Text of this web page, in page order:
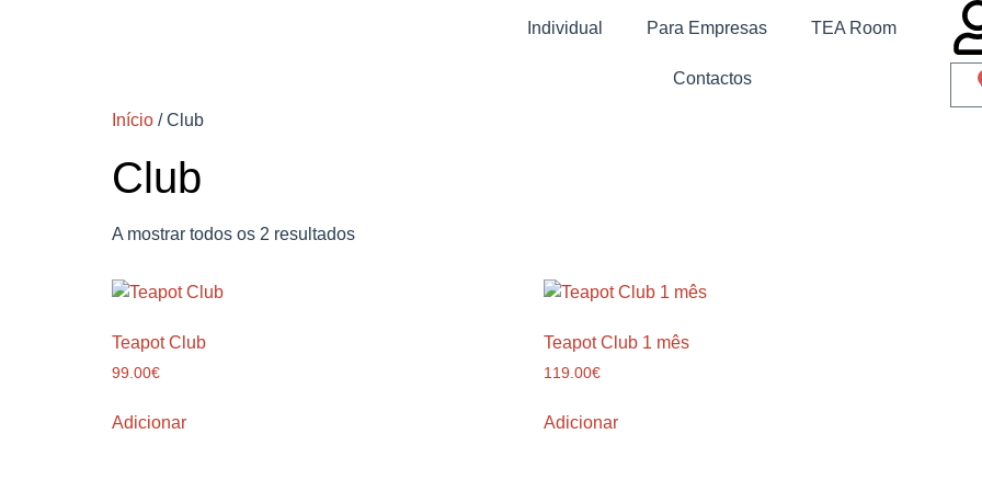
Individual Para Empresas TEA Room
Contactos
Início / Club
Club
A mostrar todos os 2 resultados
Teapot Club
99.00€
Adicionar
Teapot Club 1 mês
119.00€
Adicionar